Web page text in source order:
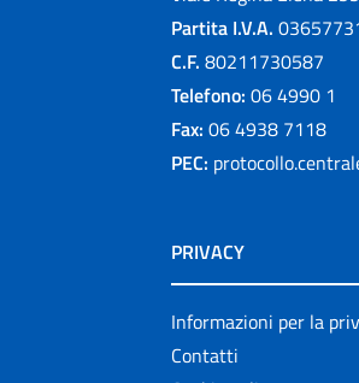
Partita I.V.A.
C.F. 80211730587
Telefono: 06 4990 1
Fax: 06 4938 7118
PEC:
PRIVACY
Informazioni per la
Contatti